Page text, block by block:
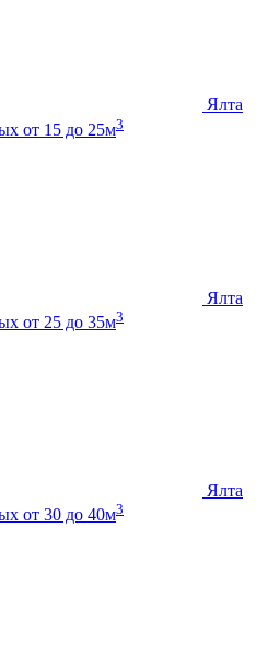
Ялта
от 15 до 25м3
Ялта
от 25 до 35м3
Ялта
от 30 до 40м3